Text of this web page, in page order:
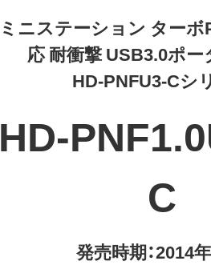
ミニステーション ター
応 耐衝撃 USB3.0ポ
HD-PNFU3-Cシ
HD-
C
発売時期：2014